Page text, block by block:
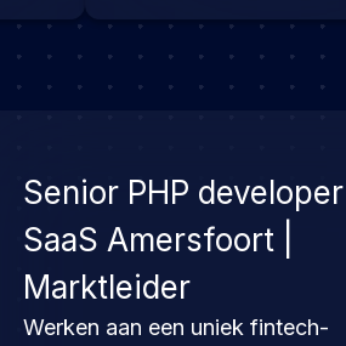
Senior PHP developer |
SaaS Amersfoort |
Marktleider
Werken aan een uniek fintech-